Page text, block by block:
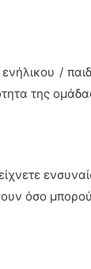
/
της
όσο